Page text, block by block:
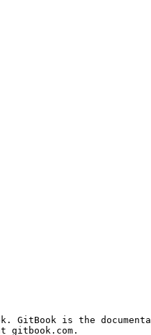
GitBook is the
gitbook.com.